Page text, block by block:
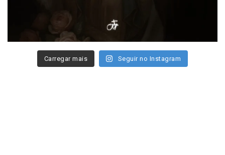
Carregar mais Seguir no Instagram